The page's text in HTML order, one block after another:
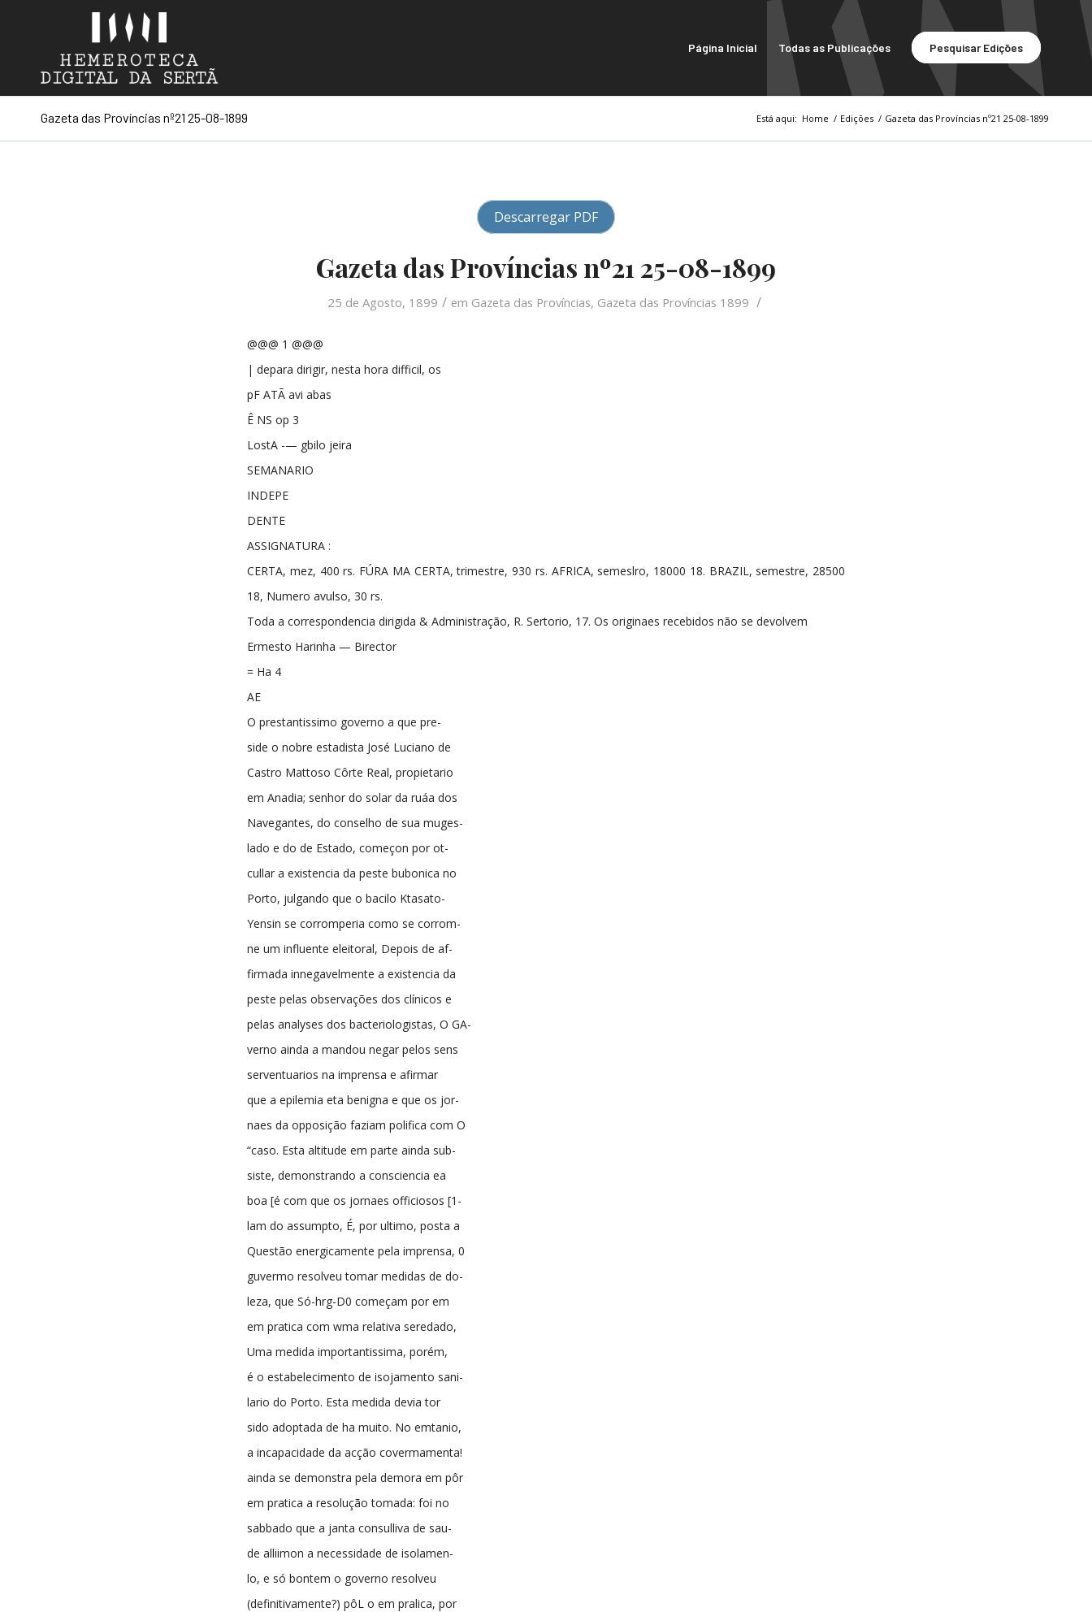
Página Inicial Todas as Publicações Pesquisar Edições
Gazeta das Províncias nº21 25-08-1899 Está aqui: Home / Edições / Gazeta das Províncias nº21 25-08-1899
Descarregar PDF
Gazeta das Províncias nº21 25-08-1899
25 de Agosto, 1899 / em Gazeta das Províncias, Gazeta das Províncias 1899 /
@@@ 1 @@@
| depara dirigir, nesta hora difficil, os
pF ATÃ avi abas
Ê NS op 3
LostA -— gbilo jeira
SEMANARIO
INDEPE
DENTE
ASSIGNATURA :
CERTA, mez, 400 rs. FÚRA MA CERTA, trimestre, 930 rs. AFRICA, semeslro, 18000 18. BRAZIL, semestre, 28500
18, Numero avulso, 30 rs.
Toda a correspondencia dirigida & Administração, R. Sertorio, 17. Os originaes recebidos não se devolvem
Ermesto Harinha — Birector
= Ha 4
AE
O prestantissimo governo a que pre-
side o nobre estadista José Luciano de
Castro Mattoso Côrte Real, propietario
em Anadia; senhor do solar da ruáa dos
Navegantes, do conselho de sua muges-
lado e do de Estado, começon por ot-
cullar a existencia da peste bubonica no
Porto, julgando que o bacilo Ktasato-
Yensin se corromperia como se corrom-
ne um influente eleitoral, Depois de af-
firmada innegavelmente a existencia da
peste pelas observações dos clínicos e
pelas analyses dos bacteriologistas, O GA-
verno ainda a mandou negar pelos sens
serventuarios na imprensa e afirmar
que a epilemia eta benigna e que os jor-
naes da opposição faziam polifica com O
“caso. Esta altitude em parte ainda sub-
siste, demonstrando a consciencia ea
boa [é com que os jornaes officiosos [1-
lam do assumpto, É, por ultimo, posta a
Questão energicamente pela imprensa, 0
guvermo resolveu tomar medidas de do-
leza, que Só-hrg-D0 começam por em
em pratica com wma relativa seredado,
Uma medida importantissima, porém,
é o estabelecimento de isojamento sani-
lario do Porto. Esta medida devia tor
sido adoptada de ha muito. No emtanio,
a incapacidade da acção covermamenta!
ainda se demonstra pela demora em pôr
em pratica a resolução tomada: foi no
sabbado que a janta consulliva de sau-
de alliimon a necessidade de isolamen-
lo, e só bontem o governo resolveu
(definitivamente?) pôL o em pralica, por